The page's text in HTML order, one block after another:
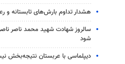
هشدار تداوم بارش‌های تابستانه و رعدوبرق در ۴
سالروز شهادت شهید محمد ناصر
شود
دیپلماسی با عربستان نتیجه‌بخش